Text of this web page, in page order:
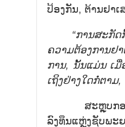
ປ້ອງກັນ, ຕ້ານຢາ
“ການສະກັ
ຄວາມຕ້ອງການ
ການ, ນັ້ນແມ່ນ ເມື່
ເຖິງຢ່າງໃດກໍ່ຕາມ
ສະຫຼຸບກອງປະ
ລົງທຶນແຫຼ່ງຊັບພະ